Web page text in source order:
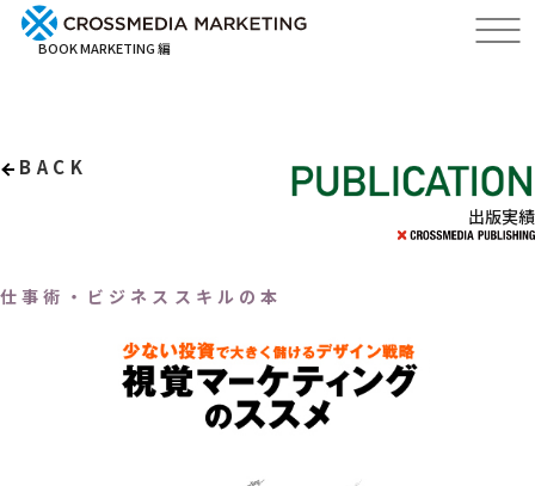
BOOK MARKETING 編
BACK
出版実績
仕事術・ビジネススキルの本